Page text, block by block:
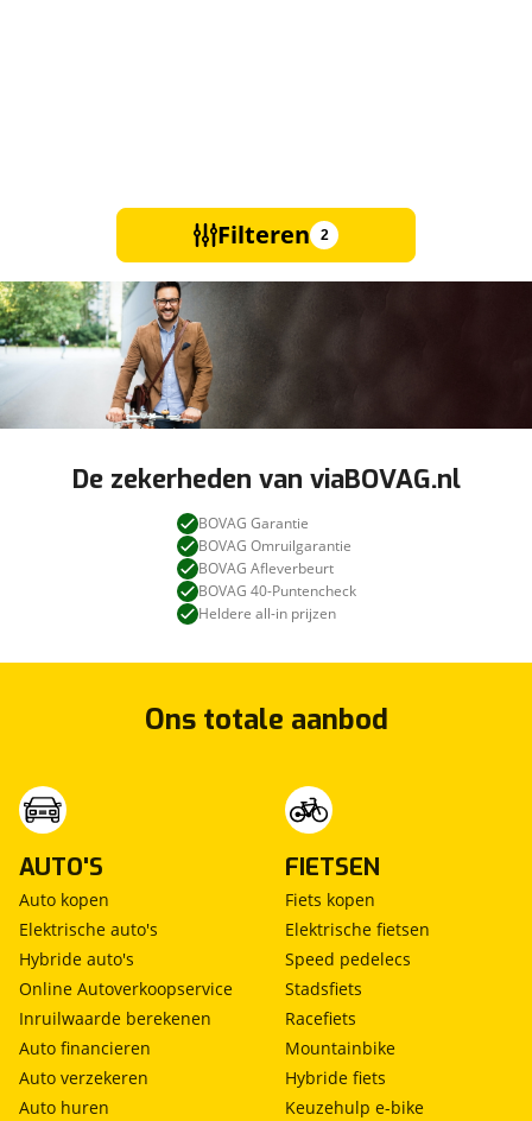
Filteren 2
De zekerheden van viaBOVAG.nl
BOVAG Garantie
BOVAG Omruilgarantie
BOVAG Afleverbeurt
BOVAG 40-Puntencheck
Heldere all-in prijzen
Ons totale aanbod
AUTO'S
Auto kopen
Elektrische auto's
Hybride auto's
Online Autoverkoopservice
Inruilwaarde berekenen
Auto financieren
Auto verzekeren
Auto huren
FIETSEN
Fiets kopen
Elektrische fietsen
Speed pedelecs
Stadsfiets
Racefiets
Mountainbike
Hybride fiets
Keuzehulp e-bike